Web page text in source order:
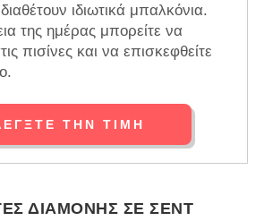
ιδιωτικά μπαλκόνια.
της ημέρας μπορείτε να
πισίνες και να επισκεφθείτε
ΤΗΝ ΤΙΜΉ
ΔΙΑΜΟΝΉΣ ΣΕ ΣΕΝΤ